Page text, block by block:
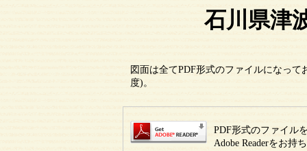
石川県津
図面は全てPDF形式のファイルになっ
度)。
PDF形式のファイル
Adobe Readerをお持